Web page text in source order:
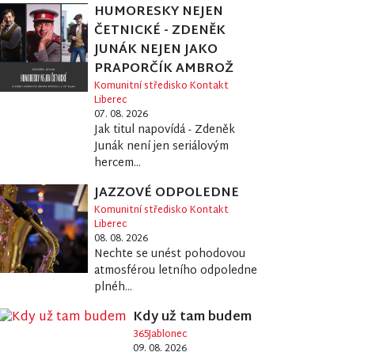
HUMORESKY NEJEN
ČETNICKÉ - ZDENĚK
JUNÁK NEJEN JAKO
PRAPORČÍK AMBROŽ
Komunitní středisko Kontakt
Liberec
07. 08. 2026
Jak titul napovídá - Zdeněk
Junák není jen seriálovým
hercem...
JAZZOVÉ ODPOLEDNE
Komunitní středisko Kontakt
Liberec
08. 08. 2026
Nechte se unést pohodovou
atmosférou letního odpoledne
plnéh...
Kdy už tam budem
365Jablonec
09. 08. 2026